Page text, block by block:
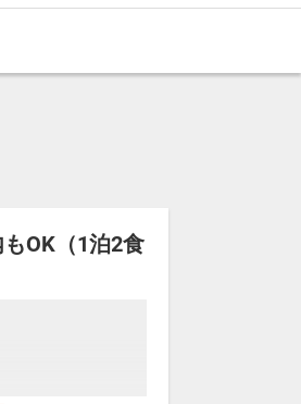
OK（1泊2食